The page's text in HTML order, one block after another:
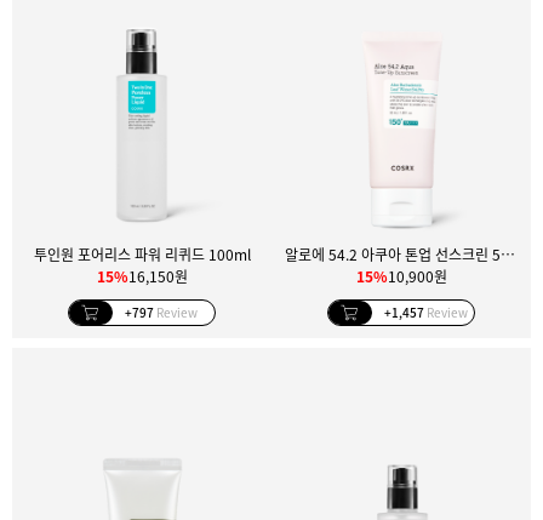
투인원 포어리스 파워 리퀴드 100ml
15%16,150원
+797 Review
알로에 54.2 아쿠아 톤업 선스크린 50ml
15%10,900원
+1,457 Review